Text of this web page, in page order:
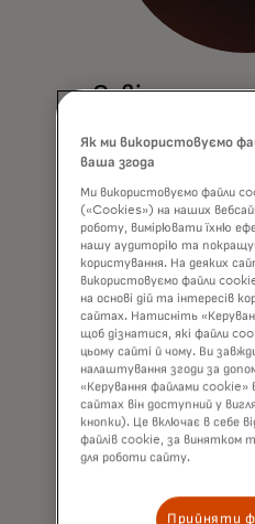
Освіта
переглядати та
їхніх покупок.
Як ми використовуємо
ваша згода
Ми використовуємо файли
(«Cookies») на наших
роботу, вимірювати їхню
нашу аудиторію та
користування. На деяких
використовуємо файли
на основі дій та інтересів
сайтах. Натисніть
щоб дізнатися, які файли
цьому сайті й чому. Ви
налаштування згоди за
«Керування файлами cookie»
сайтах він доступний у
кнопки). Це включає в себе
файлів cookie, за винятком
для роботи сайту.
Прийняти